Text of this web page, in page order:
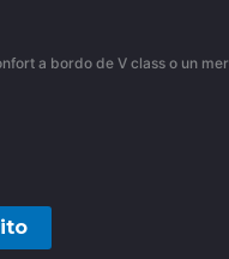
a bordo de V class o un